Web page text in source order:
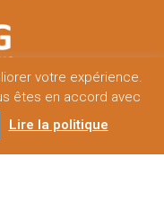
de confidentialité
votre expérience.
êtes en accord avec
Lire la politique